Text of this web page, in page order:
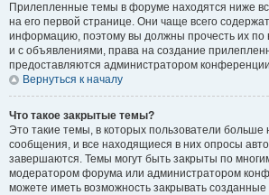
Прилепленные темы в форуме находятся ниже
на его первой странице. Они чаще всего
информацию, поэтому вы должны прочесть их по
и с объявлениями, права на создание
предоставляются администратором
Вернуться к началу
Что такое закрытые темы?
Это такие темы, в которых пользователи больше
сообщения, и все находящиеся в них опросы
завершаются. Темы могут быть закрыты по
модератором форума или администратором
можете иметь возможность закрывать